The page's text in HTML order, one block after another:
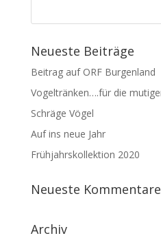
Neueste Beiträge
Beitrag auf ORF Burgenland
Vogeltränken….für die
Schräge Vögel
Auf ins neue Jahr
Frühjahrskollektion 2020
Neueste Kommentare
Archiv